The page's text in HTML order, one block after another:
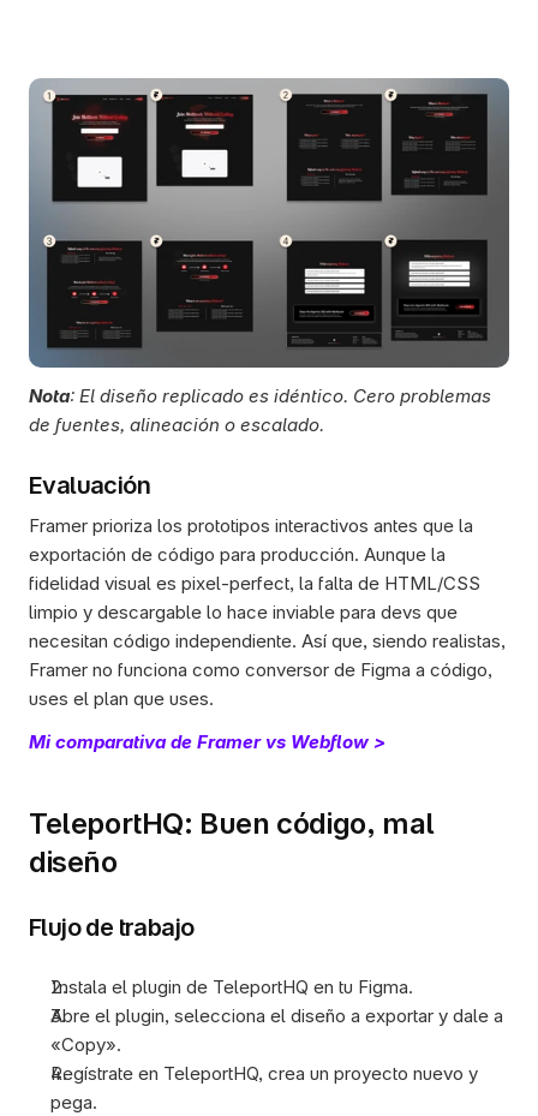
Nota: El diseño replicado es idéntico. Cero problemas
de fuentes, alineación o escalado.
Evaluación
Framer prioriza los prototipos interactivos antes que la
exportación de código para producción. Aunque la
fidelidad visual es pixel-perfect, la falta de HTML/CSS
limpio y descargable lo hace inviable para devs que
necesitan código independiente. Así que, siendo realistas,
Framer no funciona como conversor de Figma a código,
uses el plan que uses.
Mi comparativa de Framer vs Webflow >
TeleportHQ: Buen código, mal
diseño
Flujo de trabajo
Instala el plugin de TeleportHQ en tu Figma.
Abre el plugin, selecciona el diseño a exportar y dale a
«Copy».
Regístrate en TeleportHQ, crea un proyecto nuevo y
pega.